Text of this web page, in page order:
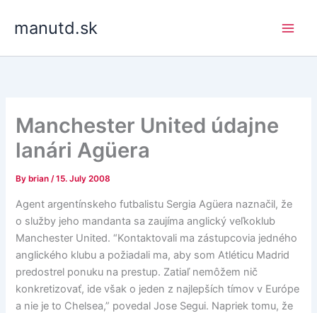
manutd.sk
Manchester United údajne
lanári Agüera
By brian/15. July 2008
Agent argentínskeho futbalistu Sergia Agüera naznačil, že
o služby jeho mandanta sa zaujíma anglický veľkoklub
Manchester United. “Kontaktovali ma zástupcovia jedného
anglického klubu a požiadali ma, aby som Atléticu Madrid
predostrel ponuku na prestup. Zatiaľ nemôžem nič
konkretizovať, ide však o jeden z najlepších tímov v Európe
a nie je to Chelsea,” povedal Jose Segui. Napriek tomu, že